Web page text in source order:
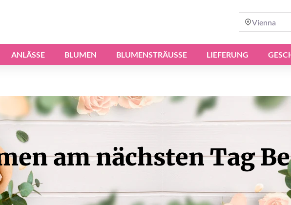
Vienna
ANLÄSSE BLUMEN BLUMENSTRÄUSSE LIEFERUNG
am nächsten Tag